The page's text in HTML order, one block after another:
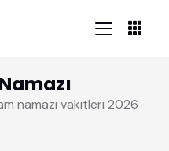
namazı vakitleri 2026